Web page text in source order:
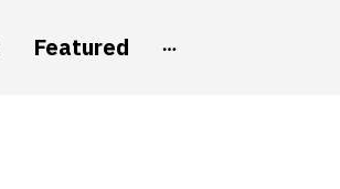
Featured